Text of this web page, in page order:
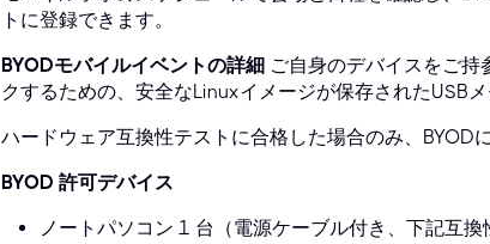
トに登録できます。
BYODモバイルイベントの詳細 ご自身のデバイスをご持
クするための、安全なLinuxイメージが保存されたUSBメ
ハードウェア互換性テストに合格した場合のみ、BYOD
BYOD 許可デバイス
ノートパソコン 1 台（電源ケーブル付き、下記互換